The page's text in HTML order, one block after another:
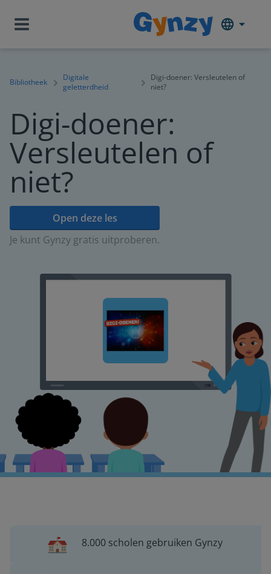
Bibliotheek
Digitale
geletterdheid
Digi-doener: Versleutelen of
niet?
Digi-doener:
Versleutelen of
niet?
Open deze les
Je kunt Gynzy gratis uitproberen.
8.000 scholen gebruiken Gynzy